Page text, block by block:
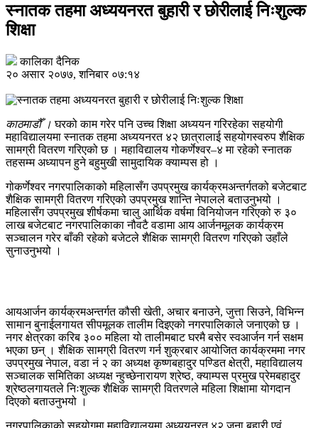
स्नातक तहमा अध्ययनरत बुहारी र छोरीलाई निःशुल्क
शिक्षा
कालिका दैनिक
२० असार २०७७, शनिबार ०७:१४
काठमाडौँ ।घरको काम गरेर पनि उच्च शिक्षा अध्ययन गरिरहेका सहयोगी
महाविद्यालयमा स्नातक तहमा अध्ययनरत ४२ छात्रालाई सहयोगस्वरुप शैक्षिक
सामग्री वितरण गरिएको छ । महाविद्यालय गोकर्णेश्वर–४ मा रहेको स्नातक
तहसम्म अध्यापन हुने बहुमुखी सामुदायिक क्याम्पस हो ।
गोकर्णेश्वर नगरपालिकाको महिलासँग उपप्रमुख कार्यक्रमअन्तर्गतको बजेटबाट
शैक्षिक सामग्री वितरण गरिएको उपप्रमुख शान्ति नेपालले बताउनुभयो ।
महिलासँग उपप्रमुख शीर्षकमा चालु आर्थिक वर्षमा विनियोजन गरिएको रु ३०
लाख बजेटबाट नगरपालिकाका नौवटै वडामा आय आर्जनमूलक कार्यक्रम
सञ्चालन गरेर बाँकी रहेको बजेटले शैक्षिक सामग्री वितरण गरिएको उहाँले
सुनाउनुभयो ।
आयआर्जन कार्यक्रमअन्तर्गत कौसी खेती, अचार बनाउने, जुत्ता सिउने, विभिन्न
सामान बुनाईलगायत सीपमूलक तालीम दिइएको नगरपालिकाले जनाएको छ ।
नगर क्षेत्रका करिब ३०० महिला यो तालीमबाट घरमै बसेर स्वआर्जन गर्न सक्षम
भएका छन् । शैक्षिक सामग्री वितरण गर्न शुक्रबार आयोजित कार्यक्रममा नगर
उपप्रमुख नेपाल, वडा नं २ का अध्यक्ष कृष्णबहादुर पण्डित क्षेत्री, महाविद्यालय
सञ्चालक समितिका अध्यक्ष न्हुच्छेनारायण श्रेष्ठ, क्याम्पस प्रमुख प्रेमबहादुर
श्रेष्ठलगायतले निःशुल्क शैक्षिक सामग्री वितरणले महिला शिक्षामा योगदान
दिएको बताउनुभयो ।
नगरपालिकाको सहयोगमा महाविद्यालयमा अध्ययनरत ४२ जना बुहारी एवं